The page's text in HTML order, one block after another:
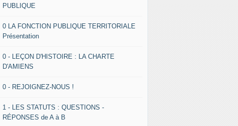
PUBLIQUE
0 LA FONCTION PUBLIQUE TERRITORIALE
Présentation
0 - LEÇON D'HISTOIRE : LA CHARTE
D'AMIENS
0 - REJOIGNEZ-NOUS !
1 - LES STATUTS : QUESTIONS -
RÉPONSES de A à B